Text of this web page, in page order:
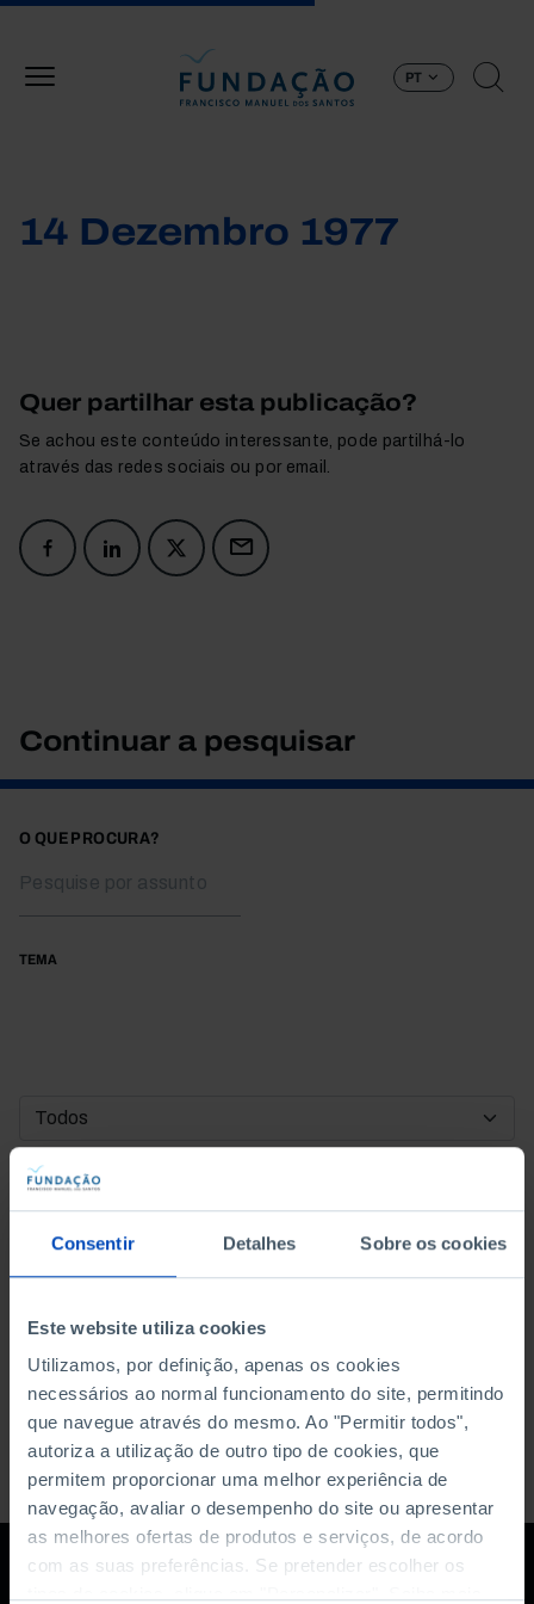
Consentir Detalhes Sobre os cookies
Este website utiliza cookies
Utilizamos, por definição, apenas os cookies
necessários ao normal funcionamento do site, permitindo
que navegue através do mesmo. Ao "Permitir todos",
autoriza a utilização de outro tipo de cookies, que
permitem proporcionar uma melhor experiência de
navegação, avaliar o desempenho do site ou apresentar
as melhores ofertas de produtos e serviços, de acordo
com as suas preferências. Se pretender escolher os
PT
14 Dezembro 1977
Quer partilhar esta publicação?
Se achou este conteúdo interessante, pode partilhá-lo
através das redes sociais ou por email.
Continuar a pesquisar
O QUE PROCURA?
TEMA
DATA DE INÍCIO
DATA DE FIM